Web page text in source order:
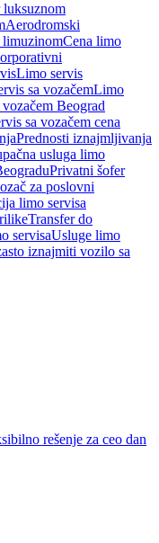
Aerodromski
limuzinomCena limo
Limo servis
sa vozačemLimo
Beograd
sa vozačem cena
Prednosti iznajmljivanja
usluga limo
Privatni šofer
za poslovni
limo servisa
Transfer do
servisaUsluge limo
iznajmiti vozilo sa